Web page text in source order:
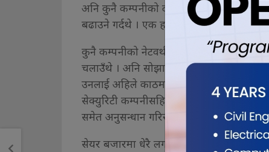
अनि कुनै कम्पनीको दाम दुईसय छ भने उनीहरुले
बढाउने गर्दथे । एक हजारसम्म पुग्छ भनेपछि
कुनै कम्पनीको नेटवर्थ रेट १५० हुँदा उनले
चलाउँथे । अनि सोझा लगानीकर्ताले ५०० मा
उनलाई अहिले काठमाण्डौं प्रहरी परिसरले
सेक्युरिटी कम्पनीसहित सर्वसाधारणको २२
समेत अनुसन्धान गरिरहेको छ ।
सेयर बजारमा धेरै लगानीकर्ताले ‘आदर्श’ मान्ने